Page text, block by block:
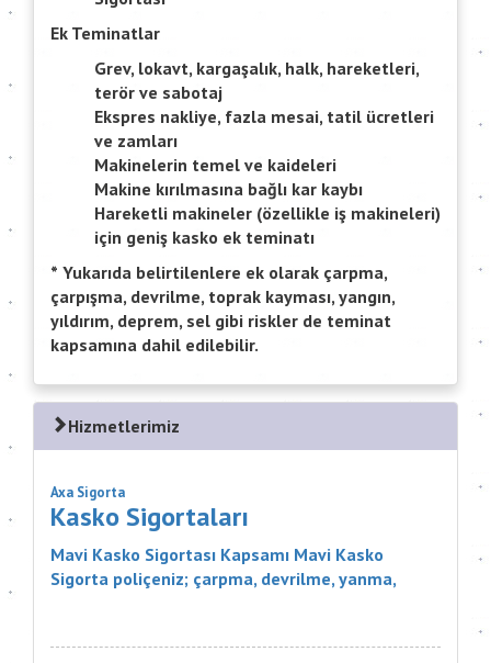
Ek Teminatlar
Grev, lokavt, kargaşalık, halk, hareketleri,
terör ve sabotaj
Ekspres nakliye, fazla mesai, tatil ücretleri
ve zamları
Makinelerin temel ve kaideleri
Makine kırılmasına bağlı kar kaybı
Hareketli makineler (özellikle iş makineleri)
için geniş kasko ek teminatı
* Yukarıda belirtilenlere ek olarak çarpma,
çarpışma, devrilme, toprak kayması, yangın,
yıldırım, deprem, sel gibi riskler de teminat
kapsamına dahil edilebilir.
Hizmetlerimiz
Axa Sigorta
Kasko Sigortaları
Mavi Kasko Sigortası Kapsamı Mavi Kasko
Sigorta poliçeniz; çarpma, devrilme, yanma,